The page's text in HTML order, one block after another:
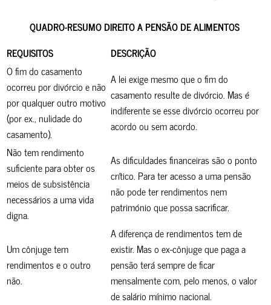
QUADRO-RESUMODIREITO A PENSÃO DE ALIMENTOS
REQUISITOS
DESCRIÇÃO
O fim do casamento
ocorreu por divórcio e não
por qualquer outro motivo
(por ex., nulidade do
casamento).
A lei exige mesmo que o fim do
casamento resulte de divórcio. Mas é
indiferente se esse divórcio ocorreu por
acordo ou sem acordo.
Não tem rendimento
suficiente para obter os
meios de subsistência
necessários a uma vida
digna.
As dificuldades financeiras são o ponto
crítico. Para ter acesso a uma pensão
não pode ter rendimentos nem
património que possa sacrificar.
Um cônjuge tem
rendimentos e o outro
não.
A diferença de rendimentos tem de
existir. Mas o ex-cônjuge que paga a
pensão terá sempre de ficar
mensalmente com, pelo menos, o valor
de salário mínimo nacional.